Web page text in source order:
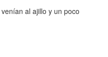
al ajillo y un poco